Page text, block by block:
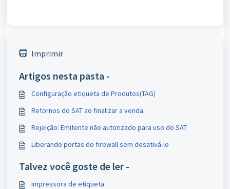
Imprimir
Artigos nesta pasta -
Configuração etiqueta de Produtos(TAG)
Retornos do SAT ao finalizar a venda.
Rejeição: Emitente não autorizado para uso do SAT
Liberando portas do firewall sem desativá-lo
Talvez você goste de ler -
Impressora de etiqueta